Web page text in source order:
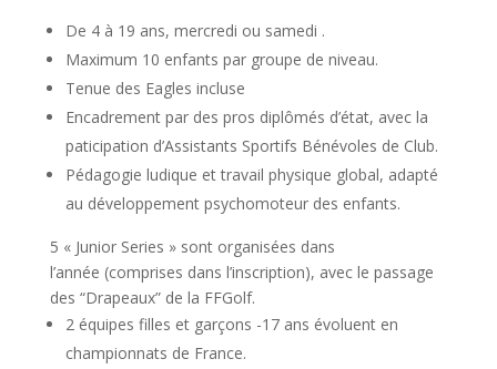
De 4 à 19 ans, mercredi ou samedi .
Maximum 10 enfants par groupe de niveau.
Tenue des Eagles incluse
Encadrement par des pros diplômés d’état, avec la
paticipation d’Assistants Sportifs Bénévoles de Club.
Pédagogie ludique et travail physique global, adapté
au développement psychomoteur des enfants.
5 « Junior Series » sont organisées dans
l’année (comprises dans l’inscription), avec le passage
des “Drapeaux” de la FFGolf.
2 équipes filles et garçons -17 ans évoluent en
championnats de France.